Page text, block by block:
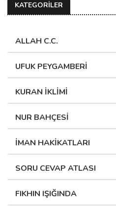
KATEGORİLER
ALLAH C.C.
UFUK PEYGAMBERİ
KURAN İKLİMİ
NUR BAHÇESİ
İMAN HAKİKATLARI
SORU CEVAP ATLASI
FIKHIN IŞIĞINDA